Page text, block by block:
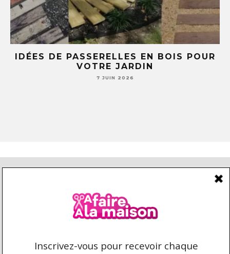
IDÉES DE PASSERELLES EN BOIS POUR
VOTRE JARDIN
7 JUIN 2026